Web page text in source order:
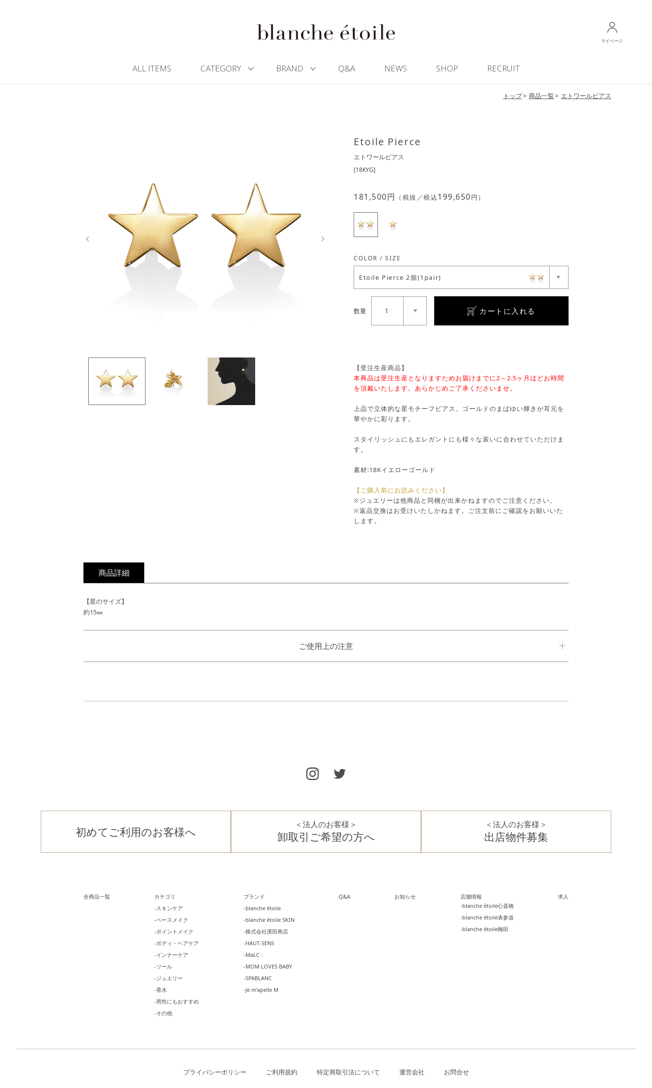
マイページ
ALL ITEMS CATEGORY BRAND Q&A NEWS SHOP RECRUIT
トップ 商品一覧 エトワールピアス
Etoile Pierce
エトワールピアス
[18KYG]
181,500円 （税抜／税込199,650円）
COLOR / SIZE
Etoile Pierce 2個(1pair)
数量 1 カートに入れる
【受注生産商品】
本商品は受注生産となりますためお届けまでに2～2.5ヶ月ほどお時間
を頂戴いたします。あらかじめご了承くださいませ。
上品で立体的な星モチーフピアス。ゴールドのまばゆい輝きが耳元を
華やかに彩ります。
スタイリッシュにもエレガントにも様々な装いに合わせていただけま
す。
素材:18Kイエローゴールド
【ご購入前にお読みください】
※ジュエリーは他商品と同梱が出来かねますのでご注意ください。
※返品交換はお受けいたしかねます。ご注文前にご確認をお願いいた
します。
商品詳細
【星のサイズ】
約15㎜
ご使用上の注意
初めてご利用のお客様へ ＜法人のお客様＞
卸取引ご希望の方へ
＜法人のお客様＞
出店物件募集
全商品一覧
カテゴリ
-スキンケア
-ベースメイク
-ポイントメイク
-ボディ・ヘアケア
-インナーケア
-ツール
-ジュエリー
-香水
-男性にもおすすめ
-その他
ブランド
-blanche étoile
-blanche étoile SKIN
-株式会社濱田商店
-HAUT-SENS
-MaLC：
-MOM LOVES BABY
-SPABLANC
-Je m’apelle M
Q&A お知らせ
店舗情報
-blanche étoile心斎橋
-blanche étoile表参道
-blanche étoile梅田
求人
プライバシーポリシー ご利用規約 特定商取引法について 運営会社 お問合せ